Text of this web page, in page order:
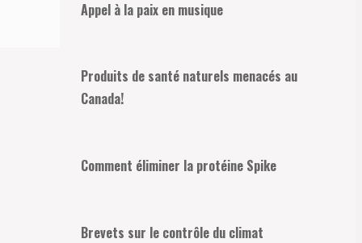
Appel à la paix en musique
Produits de santé naturels menacés au
Canada!
Comment éliminer la protéine Spike
Brevets sur le contrôle du climat